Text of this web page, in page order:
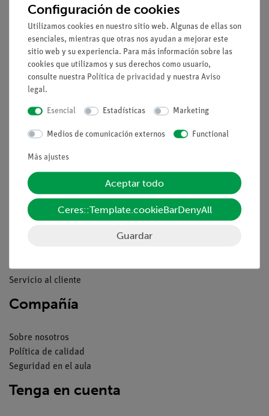
Nach oben
Aviso lega
Condiciones comerciales generales
Servicio
Resumen del servicio
Seminarios web & vídeos
Servicio al cliente
Compañía
Sobre nosotros
Política de calidad
Seguridad en el aula
Tenga en cuenta
Configuración de cookies
Utilizamos cookies en nuestro sitio web. Algunas de ellas son
esenciales, mientras que otras nos ayudan a mejorar este
sitio web y su experiencia. Para más información sobre las
cookies que utilizamos y sus derechos como usuario,
consulte nuestra Política de privacidad y nuestra Aviso
legal.
Esencial Estadísticas Marketing
Medios de comunicación externos Functional
Más ajustes
Aceptar todo
Ceres::Template.cookieBarDenyAll
Guardar